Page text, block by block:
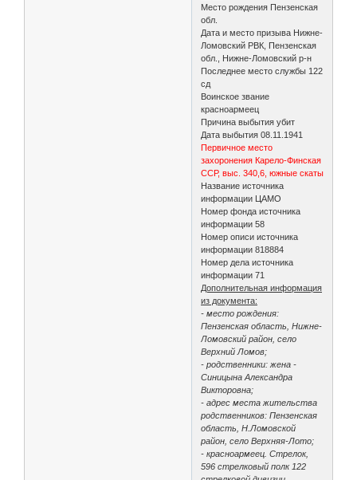
Место рождения Пензенская
обл.
Дата и место призыва Нижне-
Ломовский РВК, Пензенская
обл., Нижне-Ломовский р-н
Последнее место службы 122
сд
Воинское звание
красноармеец
Причина выбытия убит
Дата выбытия 08.11.1941
Первичное место
захоронения Карело-Финская
ССР, выс. 340,6, южные скаты
Название источника
информации ЦАМО
Номер фонда источника
информации 58
Номер описи источника
информации 818884
Номер дела источника
информации 71
Дополнительная информация
из документа:
- место рождения:
Пензенская область, Нижне-
Ломовский район, село
Верхний Ломов;
- родственники: жена -
Синицына Александра
Викторовна;
- адрес места жительства
родственников: Пензенская
область, Н.Ломовской
район, село Верхняя-Лото;
- красноармеец. Стрелок,
596 стрелковый полк 122